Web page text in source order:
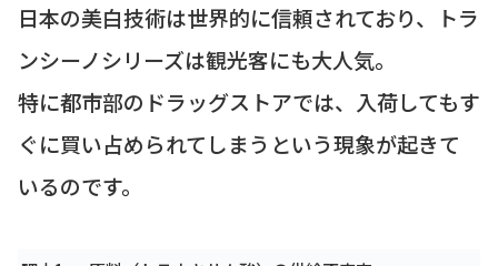
日本の美白技術は世界的に信頼されており、トラ
ンシーノシリーズは観光客にも大人気。
特に都市部のドラッグストアでは、入荷してもす
ぐに買い占められてしまうという現象が起きて
いるのです。